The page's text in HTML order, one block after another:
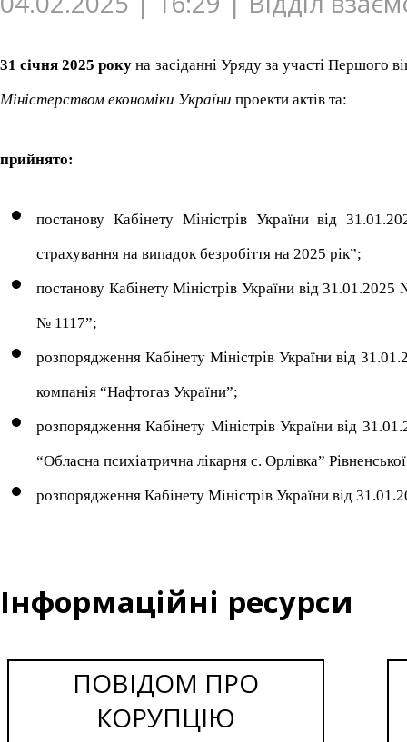
31 січня 2025 року на засіданні Уряду за участі Першого
Міністерством економіки України проекти актів та:
прийнято:
постанову Кабінету Міністрів України від
страхування на випадок безробіття на 2025 рік”;
постанову Кабінету Міністрів України від
№ 1117”;
розпорядження Кабінету Міністрів України від
компанія “Нафтогаз України”;
розпорядження Кабінету Міністрів України від
“Обласна психіатрична лікарня с. Орлівка”
розпорядження Кабінету Міністрів України від
Інформаційні ресурси
ПОВІДОМ ПРО
КОРУПЦІЮ